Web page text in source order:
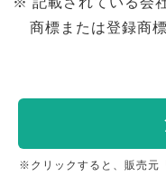
商標または登録商標
※クリックすると、販売元